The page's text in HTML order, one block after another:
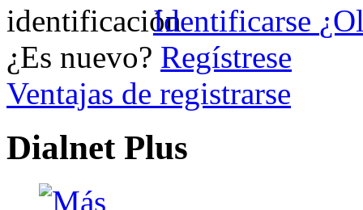
Identificarse
¿Es nuevo? Regístrese
Ventajas de registrarse
Dialnet Plus